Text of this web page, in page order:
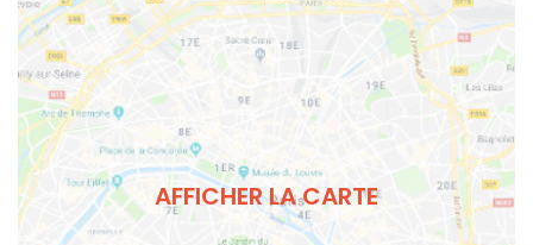
AFFICHER LA CARTE